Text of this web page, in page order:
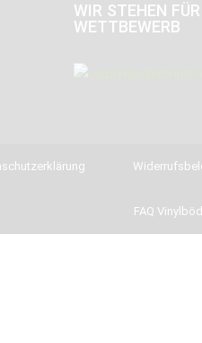
WIR STEHEN
WETTBEWERB
FAQ